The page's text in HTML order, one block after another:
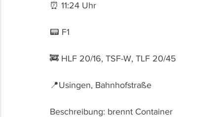
⏰ 11:24 Uhr
📟 F1
🚒 HLF 20/16, TSF-W, TLF 20/45
📍Usingen, Bahnhofstraße
Beschreibung: brennt Container